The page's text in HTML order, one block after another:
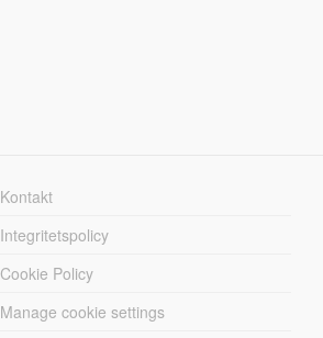
Kontakt
Integritetspolicy
Cookie Policy
Manage cookie settings